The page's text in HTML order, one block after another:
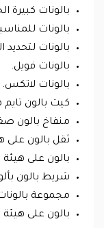
بالونات كبيرة
بالونات
بالونات لتحديد
بالونات فويل.
بالونات لاتكس.
كيت بالون تايم
منفاخ بالون
ثقل بالون على
بالون على
شريط بالون
مجموعة
بالون على